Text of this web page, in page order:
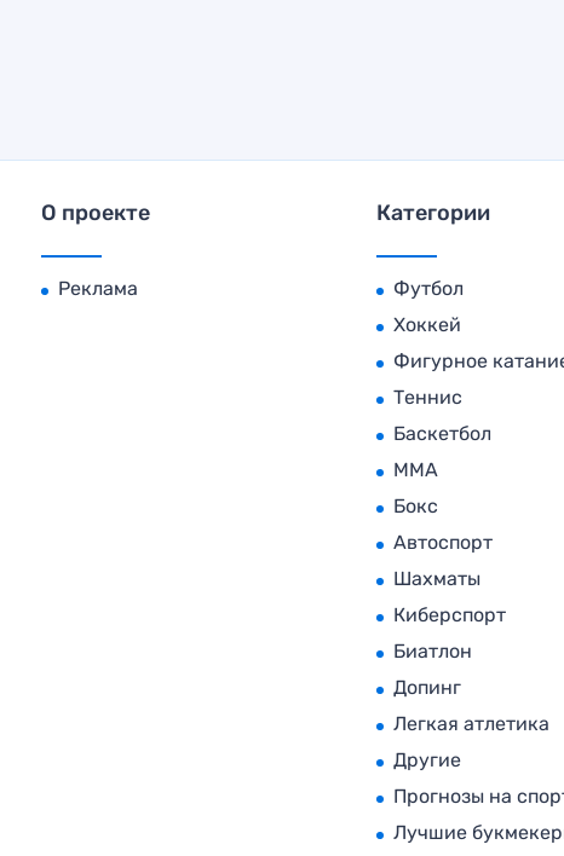
О проекте
Реклама
Категории
Футбол
Хоккей
Фигурное
Теннис
Баскетбол
MMA
Бокс
Автоспорт
Шахматы
Киберспорт
Биатлон
Допинг
Легкая атлетика
Другие
Прогнозы на
Лучшие